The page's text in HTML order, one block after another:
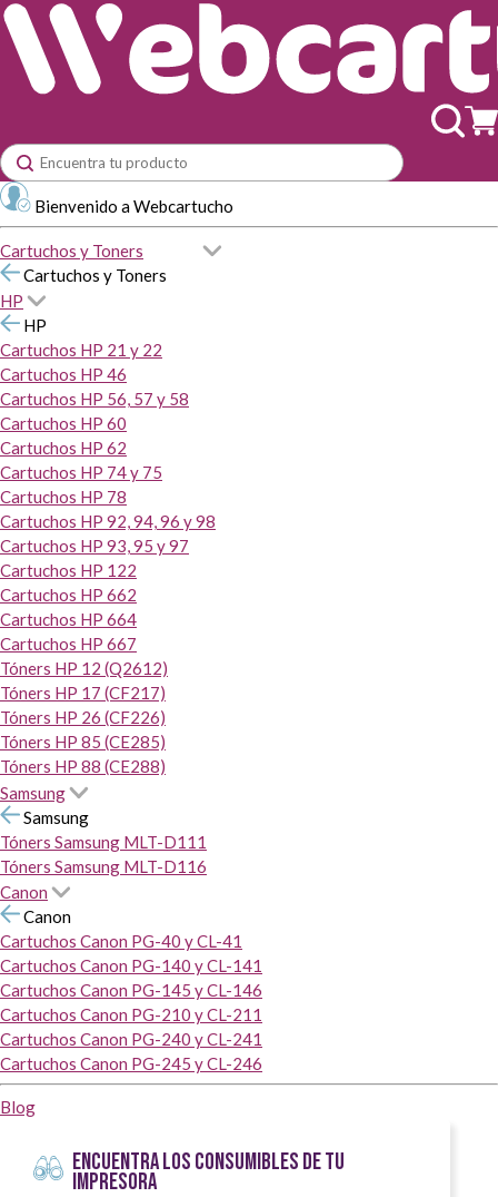
Bienvenido a Webcartucho
Cartuchos y Toners
Cartuchos y Toners
HP
HP
Cartuchos HP 21 y 22
Cartuchos HP 46
Cartuchos HP 56, 57 y 58
Cartuchos HP 60
Cartuchos HP 62
Cartuchos HP 74 y 75
Cartuchos HP 78
Cartuchos HP 92, 94, 96 y 98
Cartuchos HP 93, 95 y 97
Cartuchos HP 122
Cartuchos HP 662
Cartuchos HP 664
Cartuchos HP 667
Tóners HP 12 (Q2612)
Tóners HP 17 (CF217)
Tóners HP 26 (CF226)
Tóners HP 85 (CE285)
Tóners HP 88 (CE288)
Samsung
Samsung
Tóners Samsung MLT-D111
Tóners Samsung MLT-D116
Canon
Canon
Cartuchos Canon PG-40 y CL-41
Cartuchos Canon PG-140 y CL-141
Cartuchos Canon PG-145 y CL-146
Cartuchos Canon PG-210 y CL-211
Cartuchos Canon PG-240 y CL-241
Cartuchos Canon PG-245 y CL-246
Blog
ENCUENTRA LOS CONSUMIBLES DE TU
IMPRESORA